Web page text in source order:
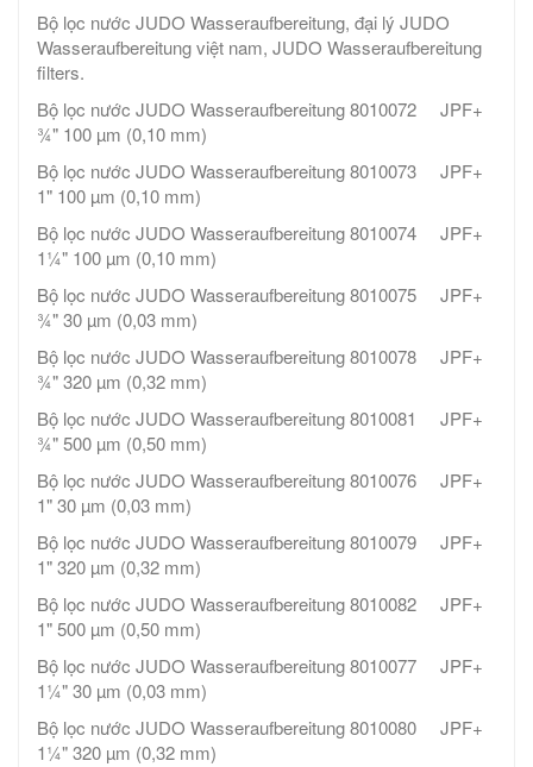
Bộ lọc nước JUDO Wasseraufbereitung, đại lý JUDO
Wasseraufbereitung việt nam, JUDO Wasseraufbereitung
filters.
Bộ lọc nước JUDO Wasseraufbereitung 8010072 JPF+
¾" 100 µm (0,10 mm)
Bộ lọc nước JUDO Wasseraufbereitung 8010073 JPF+
1" 100 µm (0,10 mm)
Bộ lọc nước JUDO Wasseraufbereitung 8010074 JPF+
1¼" 100 µm (0,10 mm)
Bộ lọc nước JUDO Wasseraufbereitung 8010075 JPF+
¾" 30 µm (0,03 mm)
Bộ lọc nước JUDO Wasseraufbereitung 8010078 JPF+
¾" 320 µm (0,32 mm)
Bộ lọc nước JUDO Wasseraufbereitung 8010081 JPF+
¾" 500 µm (0,50 mm)
Bộ lọc nước JUDO Wasseraufbereitung 8010076 JPF+
1" 30 µm (0,03 mm)
Bộ lọc nước JUDO Wasseraufbereitung 8010079 JPF+
1" 320 µm (0,32 mm)
Bộ lọc nước JUDO Wasseraufbereitung 8010082 JPF+
1" 500 µm (0,50 mm)
Bộ lọc nước JUDO Wasseraufbereitung 8010077 JPF+
1¼" 30 µm (0,03 mm)
Bộ lọc nước JUDO Wasseraufbereitung 8010080 JPF+
1¼" 320 µm (0,32 mm)